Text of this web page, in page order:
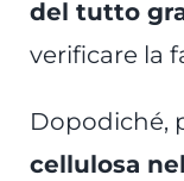
del tutto
verificare la
Dopodiché,
cellulosa